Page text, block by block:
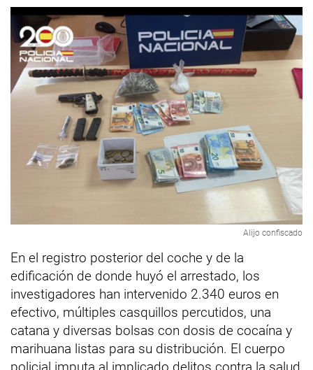
Alijo confiscado
En el registro posterior del coche y de la
edificación de donde huyó el arrestado, los
investigadores han intervenido 2.340 euros en
efectivo, múltiples casquillos percutidos, una
catana y diversas bolsas con dosis de cocaína y
marihuana listas para su distribución. El cuerpo